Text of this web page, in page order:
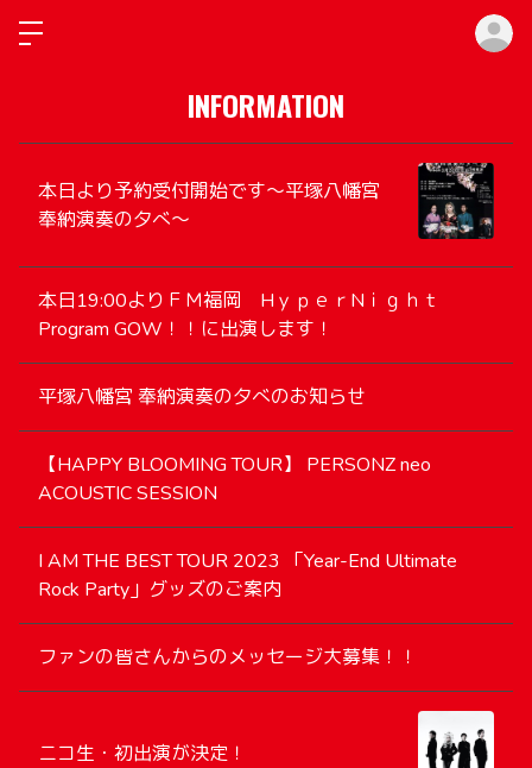
INFORMATION
本日より予約受付開始です〜平塚八幡宮
奉納演奏の夕べ〜
本日19:00よりＦＭ福岡 HｙｐｅｒNｉｇｈｔ
Program GOW！！に出演します！
平塚八幡宮 奉納演奏の夕べのお知らせ
【HAPPY BLOOMING TOUR】 PERSONZ neo
ACOUSTIC SESSION
I AM THE BEST TOUR 2023 「Year-End Ultimate
Rock Party」グッズのご案内
ファンの皆さんからのメッセージ大募集！！
ニコ生・初出演が決定！